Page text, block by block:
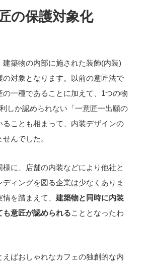
の保護対象化
建築物の内部に施された装飾(内装)
の対象となります。以前の意匠法で
の一種であることに加えて、1つの物
しか認められない「一意匠一出願の
ることも相まって、内装デザインの
んでした。
様に、店舗の内装などにより他社と
ィングを図る企業は少なくありま
を踏まえて、 建築物と同時に内装
も意匠が認められることとなったわ
えばおしゃれなカフェの独創的な内